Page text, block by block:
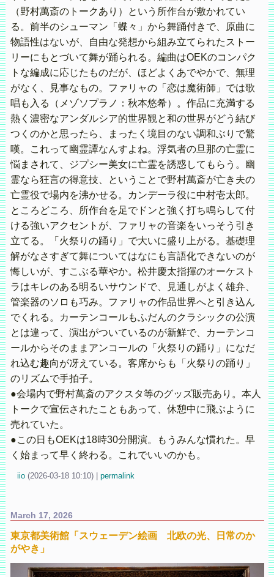
（野村萬斎のトークあり）という所作台が敷かれてい
る。前半のシューマン「蝶々」から舞踊付きで、原曲に
物語性はないが、自由な発想から組み立てられたストー
リーにもとづいて舞が踊られる。編曲はOEKのコンパク
トな編成に応じたものだが、ほどよくあでやかで、無理
がなく、見事なもの。ファリャの「恋は魔術師」では歌
唱も入る（メゾソプラノ：秋本悠希）。作品に充満する
熱く濃密なアンダルシア的世界観と和の世界がどう結び
つくのかと思ったら、まったく境目のない調和ぶりで驚
嘆。これって幽霊譚なんすよね。浮気者の旦那の亡霊に
悩まされて、ジプシー美女に亡霊を誘惑してもらう。幽
霊なら狂言の得意技、ということで野村萬斎が亡き夫の
亡霊役で場内を沸かせる。カンデーラ役に中村壱太郎。
ところどころ、所作台を足でドンと強く打ち鳴らして付
ける強いアクセントが、ファリャの音楽をいっそう引き
立てる。「火祭りの踊り」で大いに盛り上がる。基礎理
解がなさすぎて舞についてはなにも言語化できないのが
悔しいが、すこぶる華やか。松井慶太指揮のオーケスト
ラはキレのある明るいサウンドで、見通しがよく雄弁、
管楽器のソロも巧み。ファリャの作品世界へと引き込ん
でくれる。カーテンコールもふだんのクラシックの公演
とは違って、演出がついているのが新鮮で、カーテンコ
ールからそのままアンコールの「火祭りの踊り」になだ
れ込む趣向が冴えている。客席からも「火祭りの踊り」
のリズムで手拍子。
●会場内で野村萬斎のアクスタ等のグッズ販売あり。本人
トークで宣伝されたこともあって、休憩中に飛ぶように
売れていた。
●この日もOEKは18時30分開演。もうみんな慣れた。早
く始まって早く終わる。これでいいのかも。
iio (2026-03-18 10:10) | permalink
March 17, 2026
東京都美術館「スウェーデン絵画 北欧の光、日常のか
がやき」